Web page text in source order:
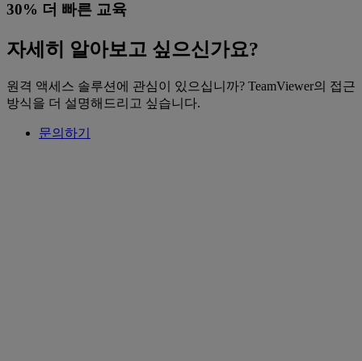
30% 더 빠른 교육
자세히 알아보고 싶으신가요?
원격 액세스 솔루션에 관심이 있으십니까? TeamViewer의 접근
방식을 더 설명해드리고 싶습니다.
문의하기